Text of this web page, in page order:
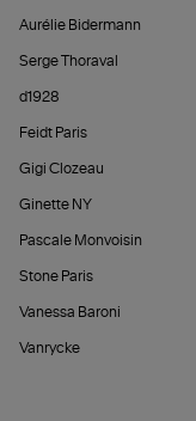
Aurélie Bidermann
Serge Thoraval
d1928
Feidt Paris
Gigi Clozeau
Ginette NY
Pascale Monvoisin
Stone Paris
Vanessa Baroni
Vanrycke